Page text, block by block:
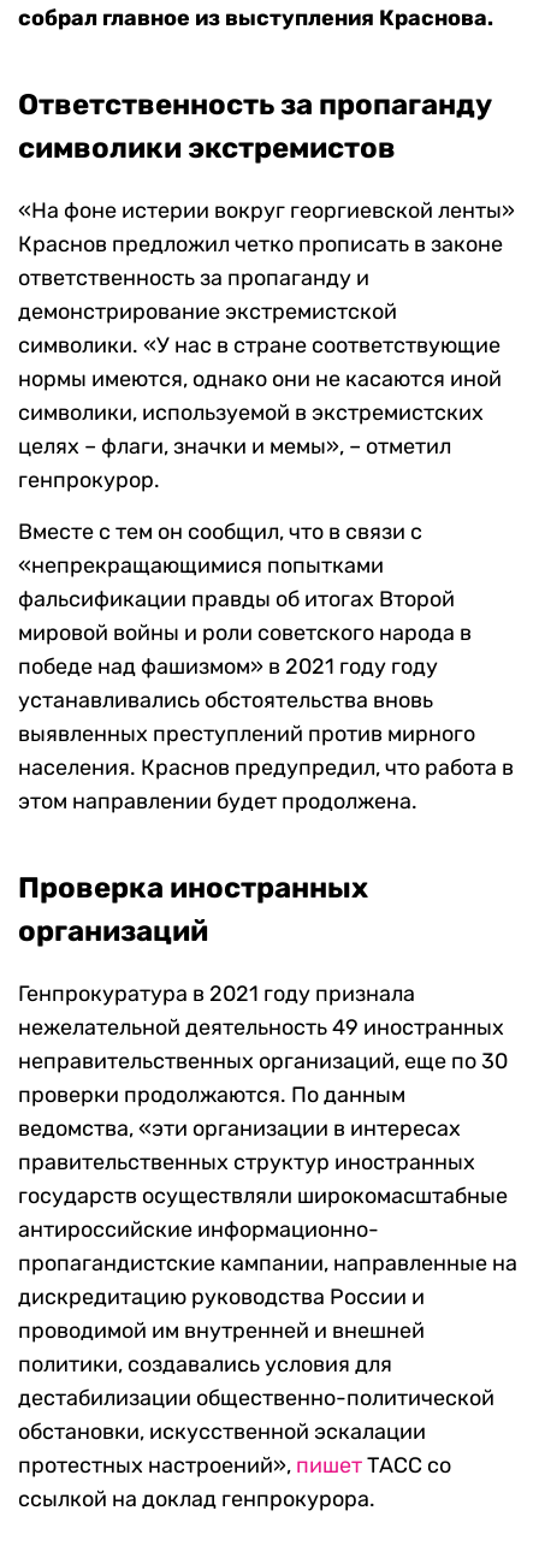
собрал главное из выступления Краснова.
Ответственность за пропаганду
символики экстремистов
«На фоне истерии вокруг георгиевской ленты»
Краснов предложил четко прописать в законе
ответственность за пропаганду и
демонстрирование экстремистской
символики. «У нас в стране соответствующие
нормы имеются, однако они не касаются иной
символики, используемой в экстремистских
целях – флаги, значки и мемы», – отметил
генпрокурор.
Вместе с тем он сообщил, что в связи с
«непрекращающимися попытками
фальсификации правды об итогах Второй
мировой войны и роли советского народа в
победе над фашизмом» в 2021 году году
устанавливались обстоятельства вновь
выявленных преступлений против мирного
населения. Краснов предупредил, что работа в
этом направлении будет продолжена.
Проверка иностранных
организаций
Генпрокуратура в 2021 году признала
нежелательной деятельность 49 иностранных
неправительственных организаций, еще по 30
проверки продолжаются. По данным
ведомства, «эти организации в интересах
правительственных структур иностранных
государств осуществляли широкомасштабные
антироссийские информационно-
пропагандистские кампании, направленные на
дискредитацию руководства России и
проводимой им внутренней и внешней
политики, создавались условия для
дестабилизации общественно-политической
обстановки, искусственной эскалации
протестных настроений», пишетТАСС со
ссылкой на доклад генпрокурора.